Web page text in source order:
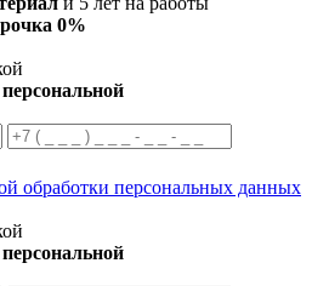
0%
обработки персональных данных